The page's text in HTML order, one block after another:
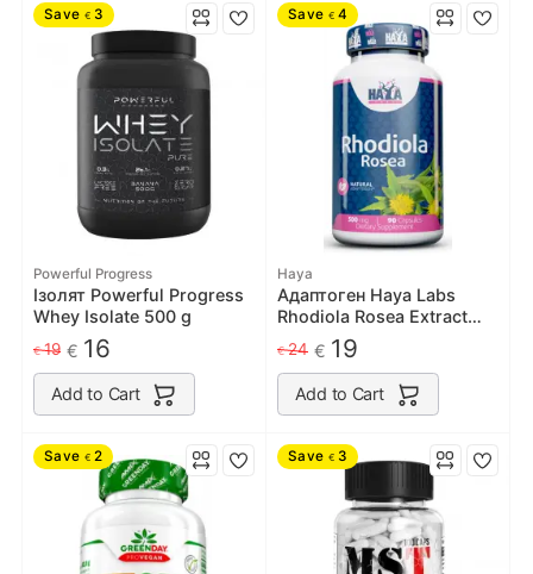
Save € 3
Powerful Progress
Ізолят Powerful Progress
Whey Isolate 500 g
€19 € 16
Add to Cart
Save € 4
Haya
Адаптоген Haya Labs
Rhodiola Rosea Extract
500 мг - 90 капс
€24 € 19
Add to Cart
Save € 2 Save € 3